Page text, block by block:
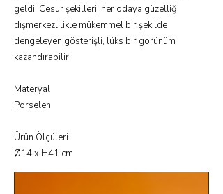
geldi. Cesur şekilleri, her odaya güzelliği
dışmerkezlilikle mükemmel bir şekilde
dengeleyen gösterişli, lüks bir görünüm
kazandırabilir.
Materyal
Porselen
Ürün Ölçüleri
Ø14 x H41 cm